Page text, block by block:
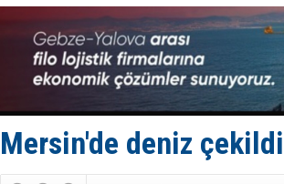
Mersin'de deniz